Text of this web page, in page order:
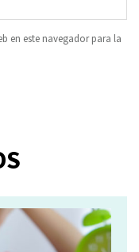
en este navegador para la